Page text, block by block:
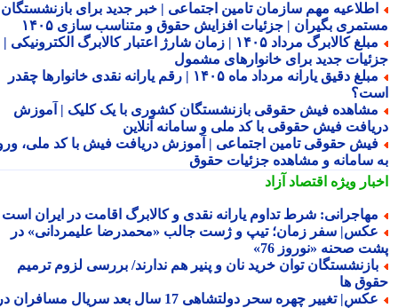
مهم سازمان تامین اجتماعی | خبر جدید برای بازنشستگان و
بگیران | جزئیات افزایش حقوق و متناسب سازی ۱۴۰۵
مبلغ کالابرگ مرداد ۱۴۰۵ | زمان شارژ اعتبار کالابرگ الکترونیکی |
جدید برای خانوارهای مشمول
مبلغ دقیق یارانه مرداد ماه ۱۴۰۵ | رقم یارانه نقدی خانوارها چقدر
فیش حقوقی بازنشستگان کشوری با یک کلیک | آموزش
فیش حقوقی با کد ملی و سامانه آنلاین
حقوقی تامین اجتماعی | آموزش دریافت فیش با کد ملی، ورود
سامانه و مشاهده جزئیات حقوق
ویژهاقتصاد آزاد
شرط تداوم یارانه نقدی و کالابرگ اقامت در ایران است
سفر زمان؛ تیپ و ژست جالب «محمدرضا علیمردانی» در
صحنه «نوروز 76»
توان خرید نان و پنیر هم ندارند/ بررسی لزوم ترمیم
ها
عکس| تغییر چهره سحر دولتشاهی 17 سال بعد سریال مسافران در